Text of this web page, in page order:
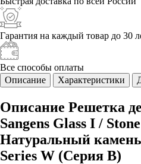
Гарантия на каждый товар до 30
Все способы оплаты
Описание
Характеристики
Описание Решетка
Sangens Glass I /
Натуральный камень
Series W (Серия В)